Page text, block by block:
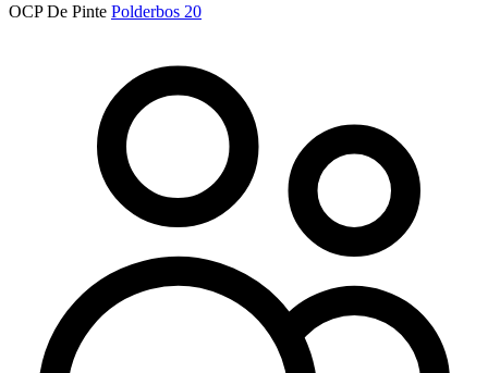
OCP De Pinte Polderbos 20